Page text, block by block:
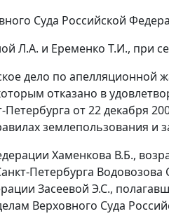
Суда Российской
Л.А. и Еременко Т.И., при
дело по апелляционной
отказано в
от 22 декабря
землепользования и
Хаменкова В.Б.,
Петербурга Водовозова
Засеевой Э.С.,
Верховного Суда